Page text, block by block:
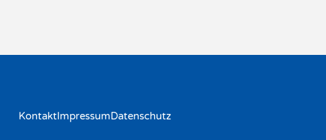
KontaktImpressumDatenschutz